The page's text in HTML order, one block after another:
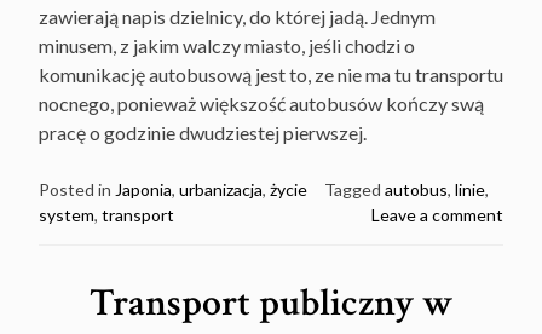
zawierają napis dzielnicy, do której jadą. Jednym
minusem, z jakim walczy miasto, jeśli chodzi o
komunikację autobusową jest to, ze nie ma tu transportu
nocnego, ponieważ większość autobusów kończy swą
pracę o godzinie dwudziestej pierwszej.
Posted in Japonia, urbanizacja, życie Tagged autobus, linie,
system, transport Leave a comment
Transport publiczny w